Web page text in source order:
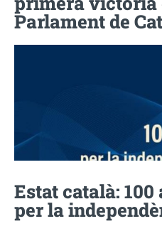
Parlament de
Estat català:
per la